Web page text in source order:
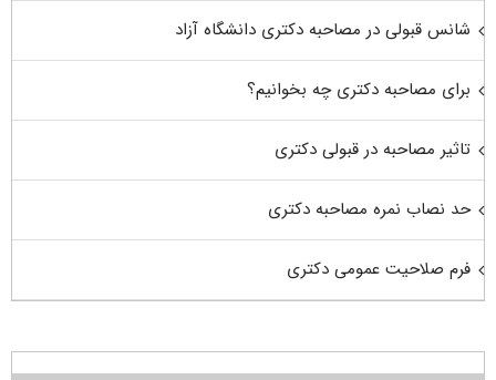
شانس قبولی در مصاحبه دکتری دانشگاه آزاد
برای مصاحبه دکتری چه بخوانیم؟
تاثیر مصاحبه در قبولی دکتری
حد نصاب نمره مصاحبه دکتری
فرم صلاحیت عمومی دکتری